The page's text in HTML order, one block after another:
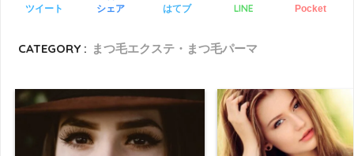
ツイート シェア はてブ LINE Pocket
CATEGORY : まつ毛エクステ・まつ毛パーマ